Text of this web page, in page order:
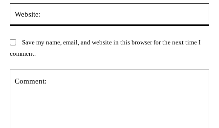
Save my name, email, and website in this browser for the next time I
comment.